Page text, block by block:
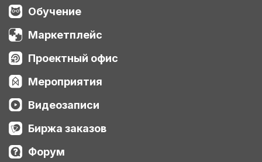
Обучение
Маркетплейс
Проектный офис
Мероприятия
Видеозаписи
Биржа заказов
Форум